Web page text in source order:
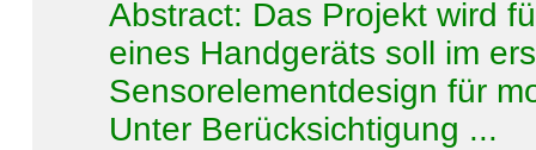
Abstract: Das Projekt wird
eines Handgeräts soll im
Sensorelementdesign für
Unter Berücksichtigung ...